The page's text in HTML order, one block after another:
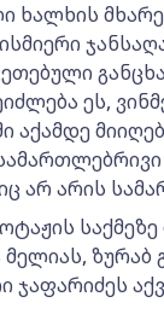
ეს,
აქამდე
არ არის
მელიას,
ჯაფარიძეს